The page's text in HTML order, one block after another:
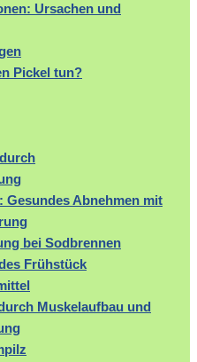
Ursachen und
Pickel tun?
Gesundes Abnehmen mit
bei Sodbrennen
Frühstück
Muskelaufbau und